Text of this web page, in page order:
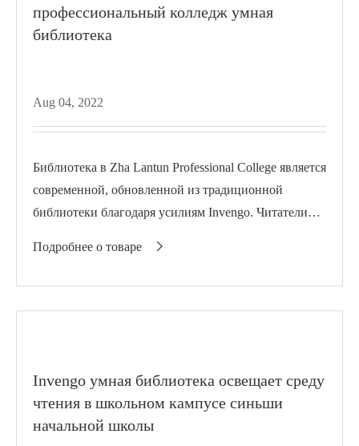
профессиональный колледж умная
библиотека
Aug 04, 2022
Библиотека в Zha Lantun Professional College является
современной, обновленной из традиционной
библиотеки благодаря усилиям Invengo. Читатели
запросы...
Подробнее о товаре 
Invengo умная библиотека освещает среду
чтения в школьном кампусе синьши
начальной школы